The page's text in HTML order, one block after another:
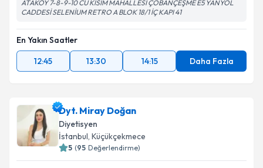
ATAKÖY 7-8-9-10 CU KISIM MAHALLESİ ÇOBANÇEŞME E5 YANYOL
CADDESİ SELENİUM RETRO A BLOK 18/1 İÇ KAPI 41
En Yakın Saatler
12:45
13:30 14:15 Daha Fazla
Dyt. Miray Doğan
Diyetisyen
İstanbul, Küçükçekmece
5 (95 Değerlendirme)